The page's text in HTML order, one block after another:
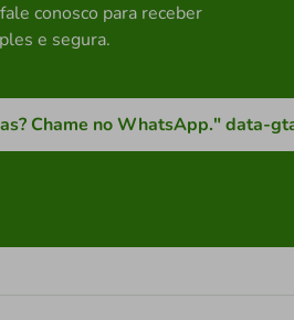
conosco para receber
e segura.
Chame no WhatsApp."